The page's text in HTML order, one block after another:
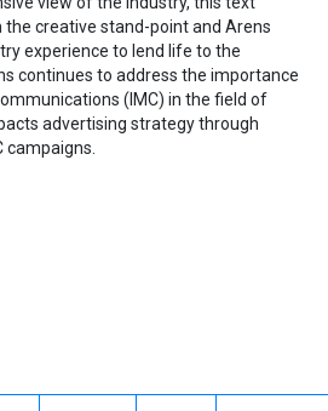
creative stand-point and Arens
experience to lend life to the
continues to address the importance
(IMC) in the field of
advertising strategy through